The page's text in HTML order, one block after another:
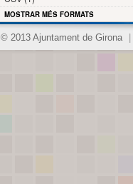
MOSTRAR MÉS FORMATS
© 2013 Ajuntament de Girona